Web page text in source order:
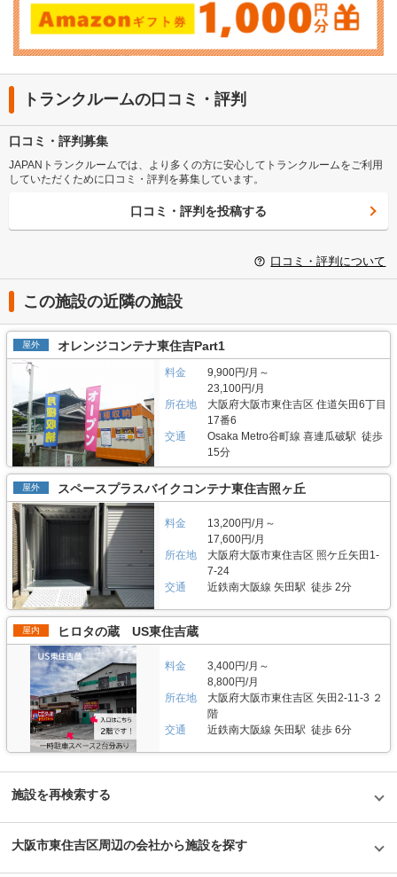
トランクルームの口コミ・評判
口コミ・評判募集
JAPANトランクルームでは、より多くの方に安心してトランクルームをご利用
していただくために口コミ・評判を募集しています。
口コミ・評判を投稿する
口コミ・評判について
この施設の近隣の施設
屋外 オレンジコンテナ東住吉Part1
料金
9,900円/月～
23,100円/月
所在地
大阪府大阪市東住吉区 住道矢田6丁目
17番6
交通
Osaka Metro谷町線 喜連瓜破駅 徒歩
15分
屋外 スペースプラスバイクコンテナ東住吉照ヶ丘
料金
13,200円/月～
17,600円/月
所在地
大阪府大阪市東住吉区 照ケ丘矢田1-
7-24
交通
近鉄南大阪線 矢田駅 徒歩 2分
屋内 ヒロタの蔵 US東住吉蔵
料金
3,400円/月～
8,800円/月
所在地
大阪府大阪市東住吉区 矢田2-11-3 ２
階
交通
近鉄南大阪線 矢田駅 徒歩 6分
施設を再検索する
大阪市東住吉区周辺の会社から施設を探す